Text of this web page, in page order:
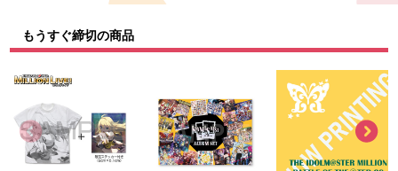
EVENT
ASOBI STAGE
その他先行受付
学園アイドルマスター
テイルズ オブ シリーズ
もうすぐ締切の商品